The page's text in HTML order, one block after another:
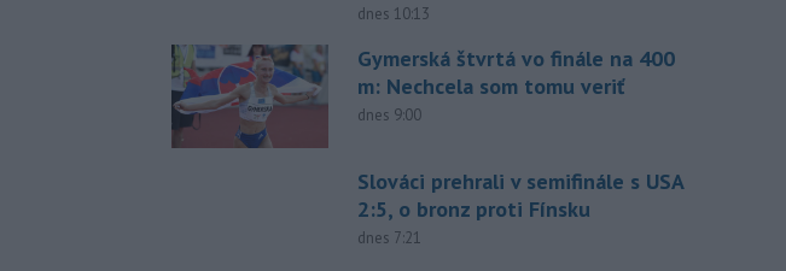
dnes 10:13
Gymerská štvrtá vo finále na 400
m: Nechcela som tomu veriť
dnes 9:00
Slováci prehrali v semifinále s USA
2:5, o bronz proti Fínsku
dnes 7:21